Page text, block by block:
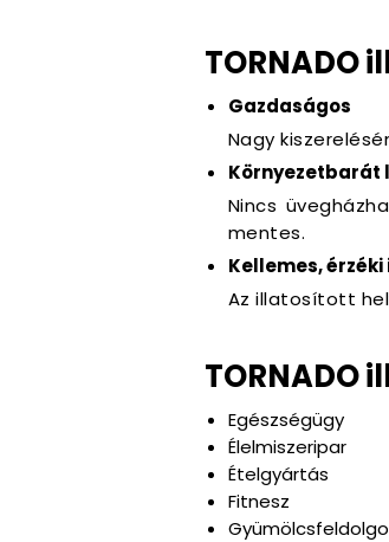
Gazdaságos
Nagy
Környezetbarát
Nincs
mentes.
Kellemes,
Az illatosított
Egészségügy
Élelmiszeripar
Ételgyártás
Fitnesz